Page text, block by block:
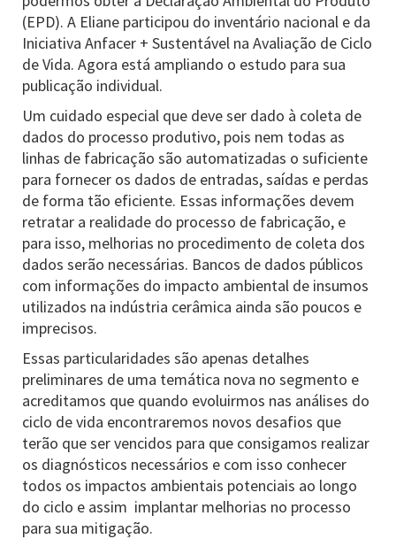
(EPD). A Eliane participou do inventário nacional e da
Iniciativa Anfacer + Sustentável na Avaliação de Ciclo
de Vida. Agora está ampliando o estudo para sua
publicação individual.
Um cuidado especial que deve ser dado à coleta de
dados do processo produtivo, pois nem todas as
linhas de fabricação são automatizadas o suficiente
para fornecer os dados de entradas, saídas e perdas
de forma tão eficiente. Essas informações devem
retratar a realidade do processo de fabricação, e
para isso, melhorias no procedimento de coleta dos
dados serão necessárias. Bancos de dados públicos
com informações do impacto ambiental de insumos
utilizados na indústria cerâmica ainda são poucos e
imprecisos.
Essas particularidades são apenas detalhes
preliminares de uma temática nova no segmento e
acreditamos que quando evoluirmos nas análises do
ciclo de vida encontraremos novos desafios que
terão que ser vencidos para que consigamos realizar
os diagnósticos necessários e com isso conhecer
todos os impactos ambientais potenciais ao longo
do ciclo e assim implantar melhorias no processo
para sua mitigação.